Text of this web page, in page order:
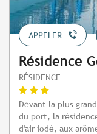
APPELER
Résidence
RÉSIDENCE
Devant la plus
du port, la
d'air iodé, aux